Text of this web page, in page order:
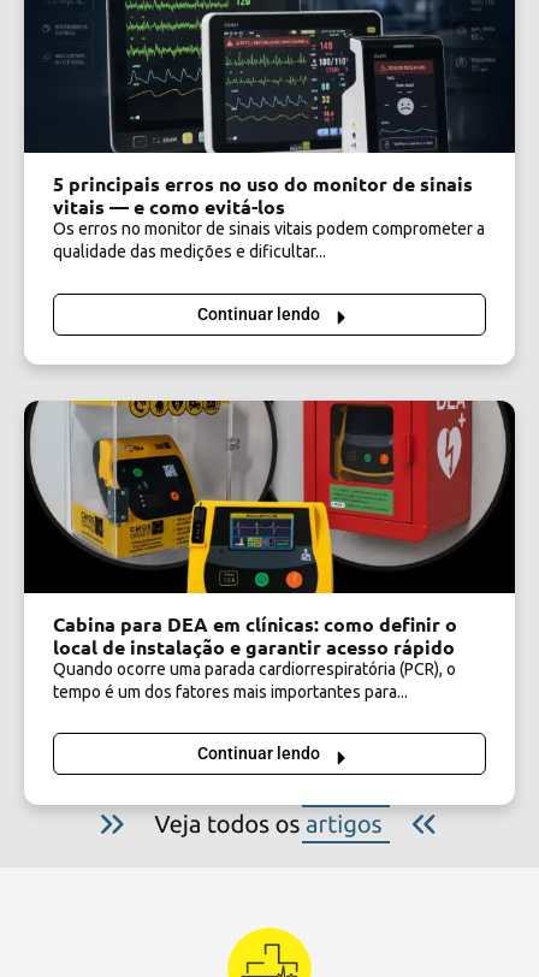
5 principais erros no uso do monitor de sinais
vitais — e como evitá-los
Os erros no monitor de sinais vitais podem comprometer a
qualidade das medições e dificultar...
Continuar lendo
Cabina para DEA em clínicas: como definir o
local de instalação e garantir acesso rápido
Quando ocorre uma parada cardiorrespiratória (PCR), o
tempo é um dos fatores mais importantes para...
Continuar lendo